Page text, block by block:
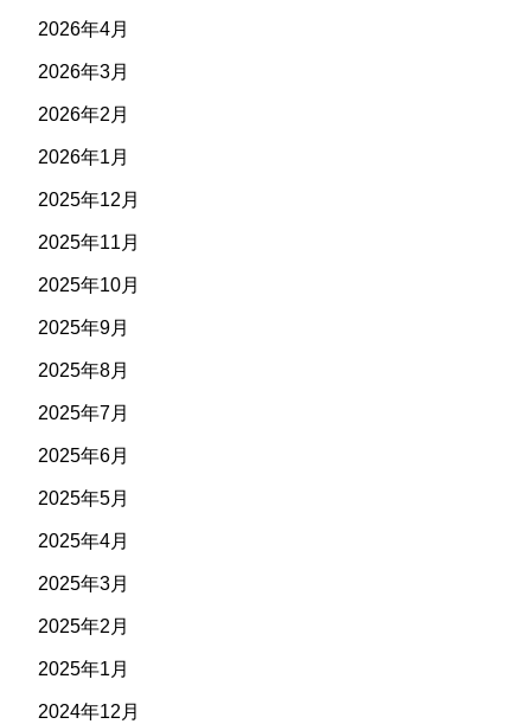
2026年4月
2026年3月
2026年2月
2026年1月
2025年12月
2025年11月
2025年10月
2025年9月
2025年8月
2025年7月
2025年6月
2025年5月
2025年4月
2025年3月
2025年2月
2025年1月
2024年12月